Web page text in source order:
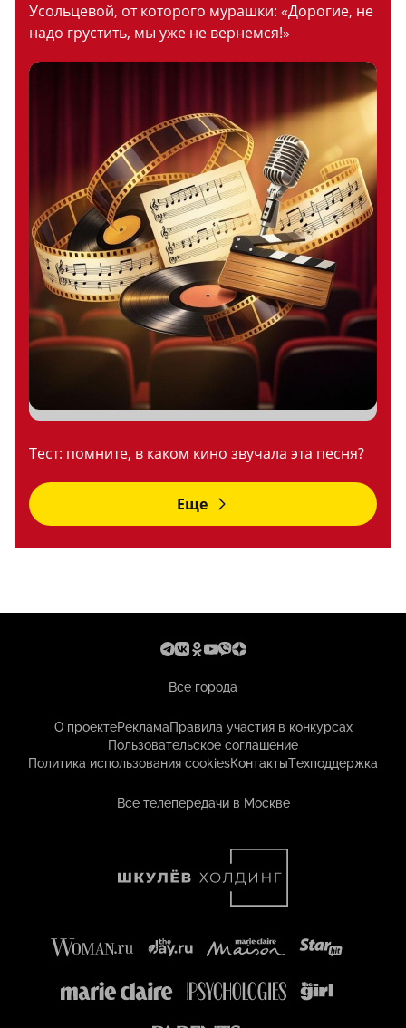
Усольцевой, от которого мурашки: «Дорогие, не
надо грустить, мы уже не вернемся!»
Тест: помните, в каком кино звучала эта песня?
Еще
Все города
О проектеРекламаПравила участия в конкурсах
Пользовательское соглашение
Политика использования cookiesКонтактыТехподдержка
Все телепередачи в Москве